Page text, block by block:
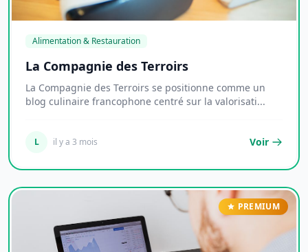
Alimentation & Restauration
La Compagnie des Terroirs
La Compagnie des Terroirs se positionne comme un
blog culinaire francophone centré sur la valorisati...
L il y a 3 mois Voir
PREMIUM